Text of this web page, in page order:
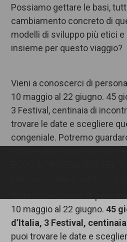
Possiamo gettare le basi,
cambiamento concreto di
modelli di sviluppo più etici
insieme per questo viaggio?
Vieni a conoscerci di
10 maggio al 22 giugno. 45
3 Festival, centinaia di
trovare le date e scegliere
congeniale. Potremo
10 maggio al 22 giugno.45
d’Italia, 3 Festival,
puoi trovare le date e